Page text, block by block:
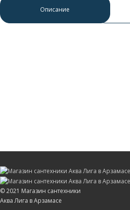
Написать отзыв
Описание
© 2021 Магазин сантехники
Аква Лига в Арзамасе